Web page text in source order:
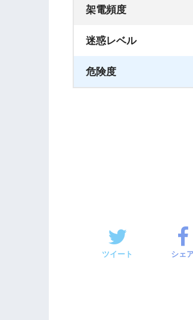
架電頻度
迷惑レベル
危険度
ツイート シェ